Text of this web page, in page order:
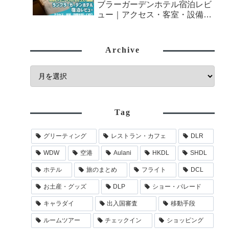
ブラーガーデンホテル宿泊レビ
ュー｜アクセス・客室・設備を
Archive
Tag
グリーティング レストラン・カフェ DLR
WDW 空港 Aulani HKDL SHDL
ホテル 旅のまとめ フライト DCL
お土産・グッズ DLP ショー・パレード
キャラダイ 出入国審査 移動手段
ルームツアー チェックイン ショッピング